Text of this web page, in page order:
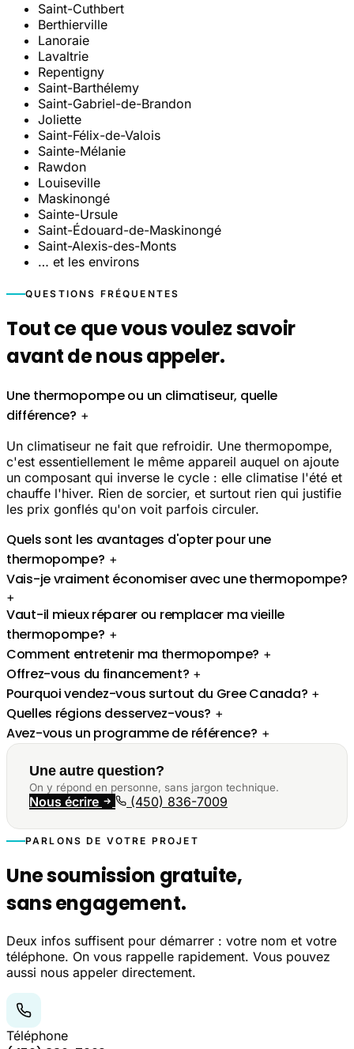
Saint-Cuthbert
Berthierville
Lanoraie
Lavaltrie
Repentigny
Saint-Barthélemy
Saint-Gabriel-de-Brandon
Joliette
Saint-Félix-de-Valois
Sainte-Mélanie
Rawdon
Louiseville
Maskinongé
Sainte-Ursule
Saint-Édouard-de-Maskinongé
Saint-Alexis-des-Monts
… et les environs
QUESTIONS FRÉQUENTES
Tout ce que vous voulez savoir
avant de nous appeler.
Une thermopompe ou un climatiseur, quelle
différence? +
Un climatiseur ne fait que refroidir. Une thermopompe,
c'est essentiellement le même appareil auquel on ajoute
un composant qui inverse le cycle : elle climatise l'été et
chauffe l'hiver. Rien de sorcier, et surtout rien qui justifie
les prix gonflés qu'on voit parfois circuler.
Quels sont les avantages d'opter pour une
thermopompe? +
Vais-je vraiment économiser avec une thermopompe?
+
Vaut-il mieux réparer ou remplacer ma vieille
thermopompe? +
Comment entretenir ma thermopompe? +
Offrez-vous du financement? +
Pourquoi vendez-vous surtout du Gree Canada? +
Quelles régions desservez-vous? +
Avez-vous un programme de référence? +
Une autre question?
On y répond en personne, sans jargon technique.
Nous écrire (450) 836-7009
PARLONS DE VOTRE PROJET
Une soumission gratuite,
sans engagement.
Deux infos suffisent pour démarrer : votre nom et votre
téléphone. On vous rappelle rapidement. Vous pouvez
aussi nous appeler directement.
Téléphone